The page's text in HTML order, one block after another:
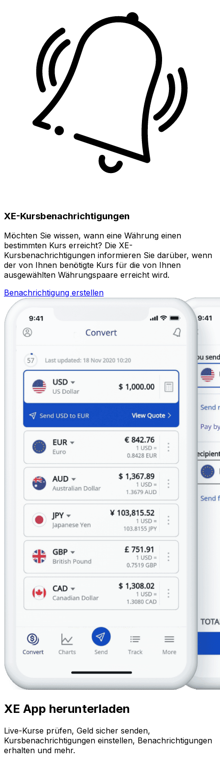
XE-Kursbenachrichtigungen
Möchten Sie wissen, wann eine Währung einen
bestimmten Kurs erreicht? Die XE-
Kursbenachrichtigungen informieren Sie darüber, wenn
der von Ihnen benötigte Kurs für die von Ihnen
ausgewählten Währungspaare erreicht wird.
Benachrichtigung erstellen
XE App herunterladen
Live-Kurse prüfen, Geld sicher senden,
Kursbenachrichtigungen einstellen, Benachrichtigungen
erhalten und mehr.